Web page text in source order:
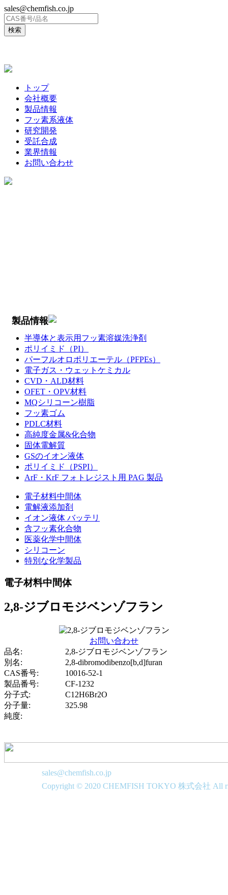
sales@chemfish.co.jp
トップ
会社概要
製品情報
フッ素系液体
研究開発
受託合成
業界情報
お問い合わせ
製品情報
半導体と表示用フッ素溶媒洗浄剤
ポリイミド（PI）
パーフルオロポリエーテル（PFPEs）
電子ガス・ウェットケミカル
CVD・ALD材料
OFET・OPV材料
MQシリコーン樹脂
フッ素ゴム
PDLC材料
高純度金属&化合物
固体電解質
GSのイオン液体
ポリイミド（PSPI）
ArF・KrF フォトレジスト用 PAG 製品
電子材料中間体
電解液添加剤
イオン液体 バッテリ
含フッ素化合物
医薬化学中間体
シリコーン
特別な化学製品
電子材料中間体
2,8-ジブロモジベンゾフラン
お問い合わせ
品名:
2,8-ジブロモジベンゾフラン
別名:
2,8-dibromodibenzo[b,d]furan
CAS番号:
10016-52-1
製品番号:
CF-1232
分子式:
C12H6Br2O
分子量:
325.98
純度:
sales@chemfish.co.jp
Copyright © 2020 CHEMFISH TOKYO 株式会社 All